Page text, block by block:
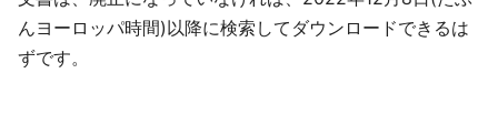
んヨーロッパ時間)以降に検索してダウンロードできるは
ずです。